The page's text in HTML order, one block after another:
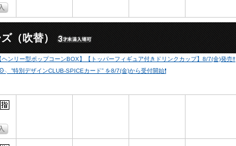
（吹替）
ンリー型ポップコーンBOX】【トッパーフィギュア付きドリンクカップ】8/7(金)発売‼️
特別デザインCLUB-SPICEカード” を8/7(金)から受付開始❗️